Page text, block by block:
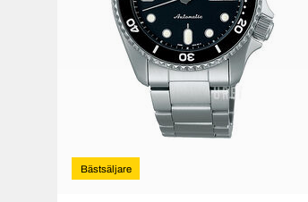
Bästsäljare